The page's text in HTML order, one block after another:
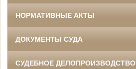
НОРМАТИВНЫЕ АКТЫ
ДОКУМЕНТЫ СУДА
СУДЕБНОЕ ДЕЛОПРОИЗВОДСТВО